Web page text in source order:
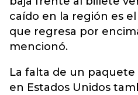
caído en la región es
que regresa por
mencionó.
La falta de un
en Estados Unidos